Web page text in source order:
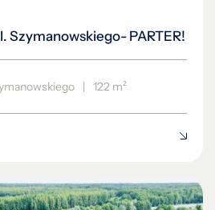
Szymanowskiego- PARTER!
| 122 m²